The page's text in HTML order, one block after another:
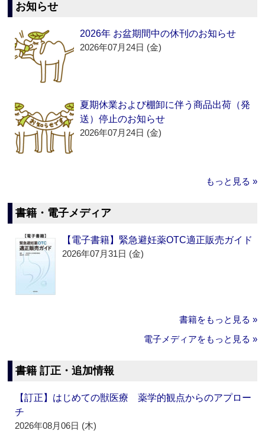
お知らせ
2026年 お盆期間中の休刊のお知らせ
2026年07月24日 (金)
夏期休業および棚卸に伴う商品出荷（発
送）停止のお知らせ
2026年07月24日 (金)
もっと見る »
書籍・電子メディア
【電子書籍】緊急避妊薬OTC適正販売ガイド
2026年07月31日 (金)
書籍をもっと見る »
電子メディアをもっと見る »
書籍 訂正・追加情報
【訂正】はじめての獣医療 薬学的観点からのアプロー
チ
2026年08月06日 (木)